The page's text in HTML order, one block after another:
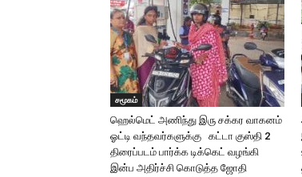
சமூகம்
ஹெல்மெட் அணிந்து இரு சக்கர வாகனம்
ஓட்டி வந்தவர்களுக்கு கட்டா குஸ்தி 2
திரைப்படம் பார்க்க டிக்கெட் வழங்கி
இன்ப அதிர்ச்சி கொடுத்த ஜோதி